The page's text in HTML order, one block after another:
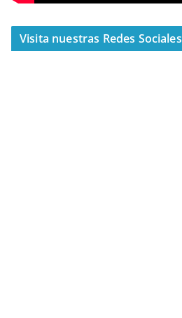
Visita nuestras Redes Sociales